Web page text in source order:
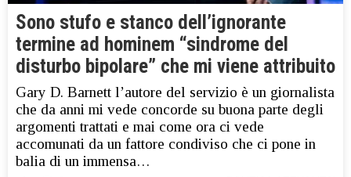
Sono stufo e stanco dell’ignorante
termine ad hominem “sindrome del
disturbo bipolare” che mi viene attribuito
Gary D. Barnett l’autore del servizio è un giornalista
che da anni mi vede concorde su buona parte degli
argomenti trattati e mai come ora ci vede
accomunati da un fattore condiviso che ci pone in
balia di un immensa…